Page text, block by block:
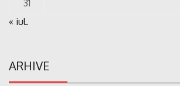
31
« iul.
ARHIVE